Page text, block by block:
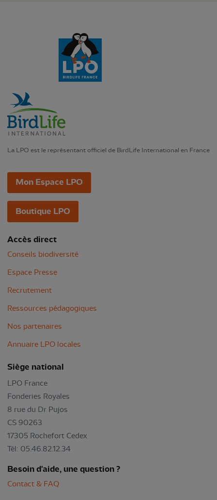
La LPO est le représentant officiel de BirdLife International en France
Mon Espace LPO
Boutique LPO
Accès direct
Conseils biodiversité
Espace Presse
Recrutement
Ressources pédagogiques
Nos partenaires
Annuaire LPO locales
Siège national
LPO France
Fonderies Royales
8 rue du Dr Pujos
CS 90263
17305 Rochefort Cedex
Tél: 05.46.82.12.34
Besoin d'aide, une question ?
Contact & FAQ